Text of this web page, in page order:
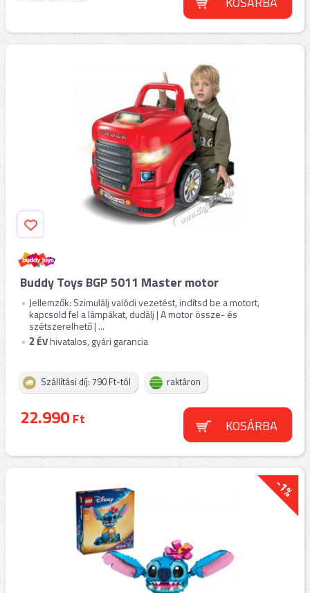
Buddy Toys BGP 5011 Master motor
Jellemzők: Szimulálj valódi vezetést, indítsd be a motort,
kapcsold fel a lámpákat, dudálj | A motor össze- és
szétszerelhető | ...
2 ÉVhivatalos, gyári garancia
Szállítási díj: 790 Ft-tól raktáron
22.990Ft KOSÁRBA
-1%